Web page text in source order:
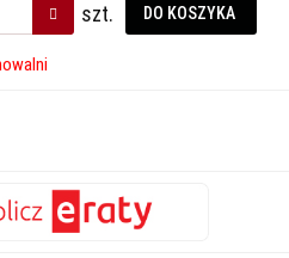
szt. DO KOSZYKA